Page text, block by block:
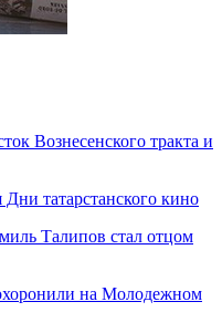
Вознесенского тракта и
Дни татарстанского кино
Талипов стал отцом
на Молодежном